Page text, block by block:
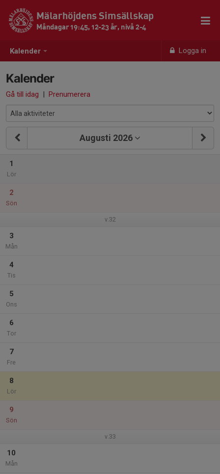
Kalender Logga in
Mälarhöjdens Simsällskap
Måndagar 19:45, 12-23 år, nivå 2-4
Kalender
Gå till idag | Prenumerera
Augusti 2026
1
Lör
2
Sön
v.32
3
Mån
4
Tis
5
Ons
6
Tor
7
Fre
8
Lör
9
Sön
v.33
10
Mån